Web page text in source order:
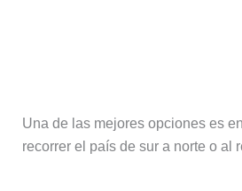
Una de las mejores opciones es
recorrer el país de sur a norte o al